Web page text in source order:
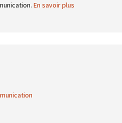
En savoir plus